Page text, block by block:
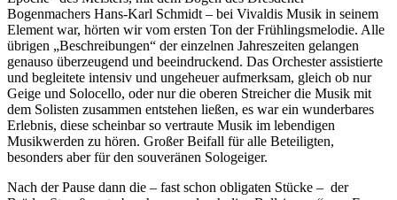
Bogenmachers Hans-Karl Schmidt – bei Vivaldis Musik in seinem
Element war, hörten wir vom ersten Ton der Frühlingsmelodie. Alle
übrigen „Beschreibungen“ der einzelnen Jahreszeiten gelangen
genauso überzeugend und beeindruckend. Das Orchester assistierte
und begleitete intensiv und ungeheuer aufmerksam, gleich ob nur
Geige und Solocello, oder nur die oberen Streicher die Musik mit
dem Solisten zusammen entstehen ließen, es war ein wunderbares
Erlebnis, diese scheinbar so vertraute Musik im lebendigen
Musikwerden zu hören. Großer Beifall für alle Beteiligten,
besonders aber für den souveränen Sologeiger.
Nach der Pause dann die – fast schon obligaten Stücke – der